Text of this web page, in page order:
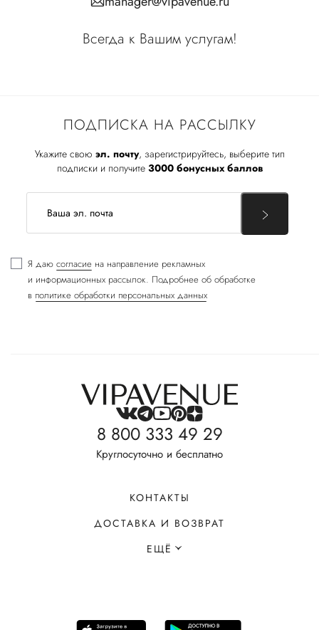
ПОДПИСКА НА РАССЫЛКУ
Укажите свою эл. почту, зарегистрируйтесь, выберите тип
подписки и получите 3000 бонусных баллов
Я даю согласие на направление рекламных
и информационных рассылок. Подробнее об обработке
в политике обработки персональных данных
Всегда к Вашим услугам!
8 800 333 49 29
Круглосуточно и бесплатно
КОНТАКТЫ
ДОСТАВКА И ВОЗВРАТ
ЕЩЁ